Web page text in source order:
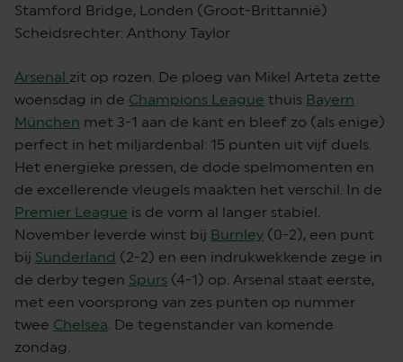
Stamford Bridge, Londen (Groot-Brittannië)
Scheidsrechter: Anthony Taylor
Arsenal zit op rozen. De ploeg van Mikel Arteta zette
woensdag in de Champions League thuis Bayern
München met 3-1 aan de kant en bleef zo (als enige)
perfect in het miljardenbal: 15 punten uit vijf duels.
Het energieke pressen, de dode spelmomenten en
de excellerende vleugels maakten het verschil. In de
Premier League is de vorm al langer stabiel.
November leverde winst bij Burnley (0-2), een punt
bij Sunderland (2-2) en een indrukwekkende zege in
de derby tegen Spurs (4-1) op. Arsenal staat eerste,
met een voorsprong van zes punten op nummer
twee Chelsea . De tegenstander van komende
zondag.